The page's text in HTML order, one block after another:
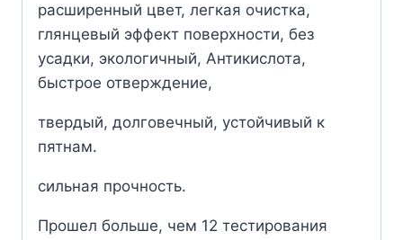
расширенный цвет, легкая очистка,
глянцевый эффект поверхности, без
усадки, экологичный, Антикислота,
быстрое отверждение,
твердый, долговечный, устойчивый к
пятнам.
сильная прочность.
Прошел больше, чем 12 тестирования